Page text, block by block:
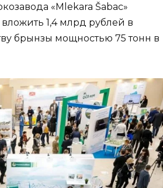
«Mlekara Šabac»
1,4 млрд рублей в
брынзы мощностью 75 тонн в